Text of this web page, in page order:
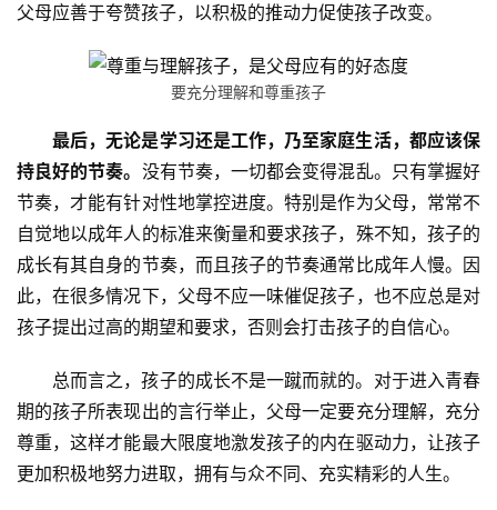
教
成
长
中
心
全
国
年
叛
逆
父母应善于夸赞孩子，以积极的推动力促使孩子改变。
要充分理解和尊重孩子
最后，无论是学习还是工作，乃至家庭生活，都应该保
持良好的节奏。 没有节奏，一切都会变得混乱。只有掌握好
节奏，才能有针对性地掌控进度。特别是作为父母，常常不
自觉地以成年人的标准来衡量和要求孩子，殊不知，孩子的
成长有其自身的节奏，而且孩子的节奏通常比成年人慢。因
此，在很多情况下，父母不应一味催促孩子，也不应总是对
孩子提出过高的期望和要求，否则会打击孩子的自信心。
总而言之，孩子的成长不是一蹴而就的。对于进入青春
期的孩子所表现出的言行举止，父母一定要充分理解，充分
尊重，这样才能最大限度地激发孩子的内在驱动力，让孩子
更加积极地努力进取，拥有与众不同、充实精彩的人生。